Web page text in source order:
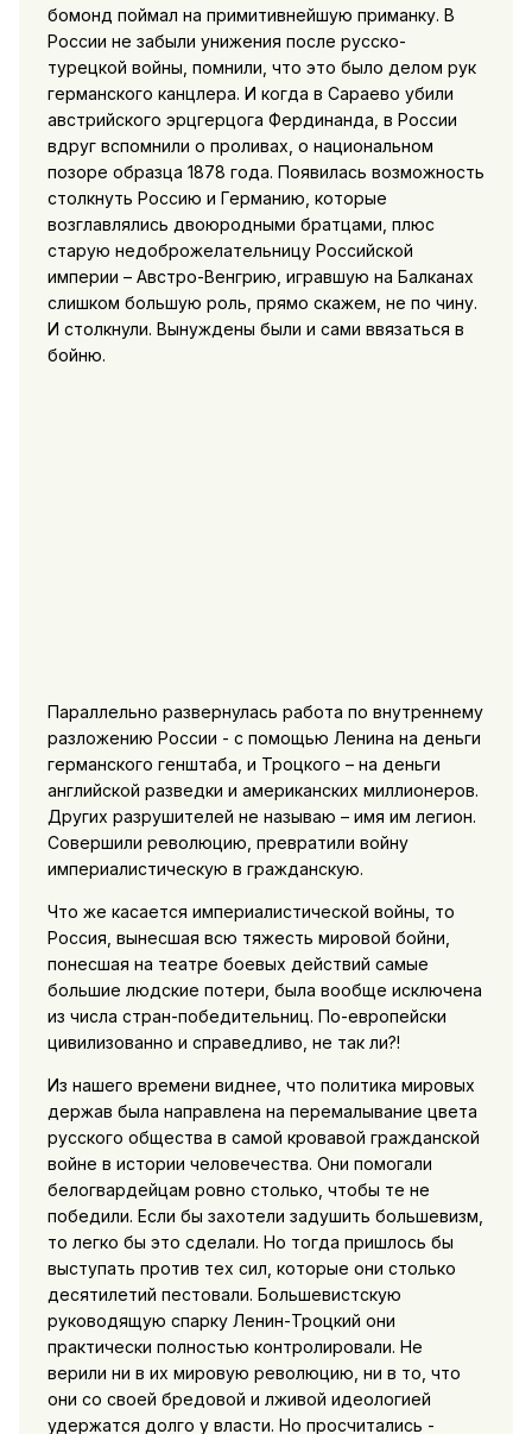
бомонд поймал на примитивнейшую приманку. В
России не забыли унижения после русско-
турецкой войны, помнили, что это было делом рук
германского канцлера. И когда в Сараево убили
австрийского эрцгерцога Фердинанда, в России
вдруг вспомнили о проливах, о национальном
позоре образца 1878 года. Появилась возможность
столкнуть Россию и Германию, которые
возглавлялись двоюродными братцами, плюс
старую недоброжелательницу Российской
империи – Австро-Венгрию, игравшую на Балканах
слишком большую роль, прямо скажем, не по чину.
И столкнули. Вынуждены были и сами ввязаться в
бойню.
Параллельно развернулась работа по внутреннему
разложению России - с помощью Ленина на деньги
германского генштаба, и Троцкого – на деньги
английской разведки и американских миллионеров.
Других разрушителей не называю – имя им легион.
Совершили революцию, превратили войну
империалистическую в гражданскую.
Что же касается империалистической войны, то
Россия, вынесшая всю тяжесть мировой бойни,
понесшая на театре боевых действий самые
большие людские потери, была вообще исключена
из числа стран-победительниц. По-европейски
цивилизованно и справедливо, не так ли?!
Из нашего времени виднее, что политика мировых
держав была направлена на перемалывание цвета
русского общества в самой кровавой гражданской
войне в истории человечества. Они помогали
белогвардейцам ровно столько, чтобы те не
победили. Если бы захотели задушить большевизм,
то легко бы это сделали. Но тогда пришлось бы
выступать против тех сил, которые они столько
десятилетий пестовали. Большевистскую
руководящую спарку Ленин-Троцкий они
практически полностью контролировали. Не
верили ни в их мировую революцию, ни в то, что
они со своей бредовой и лживой идеологией
удержатся долго у власти. Но просчитались -